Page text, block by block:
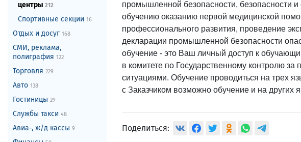
центры 212
Спортивные секции 16
Отдых и досуг 168
СМИ, реклама,
полиграфия 122
Торговля 229
Авто 138
Гостиницы 29
Службы такси 48
Авиа-, ж/д кассы 9
промышленной безопасности, безопасности и
обучению оказанию первой медицинской
профессионального развития, проведение
декларации промышленной безопасности
обучение - это Ваш личный доступ к
в комитете по Государственному контролю
ситуациями. Обучение проводиться на трех
с Заказчиком возможно обучение и на других
Поделиться: